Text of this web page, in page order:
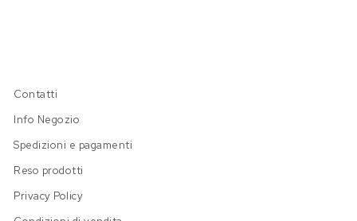
Contatti
Info Negozio
Spedizioni e pagamenti
Reso prodotti
Privacy Policy